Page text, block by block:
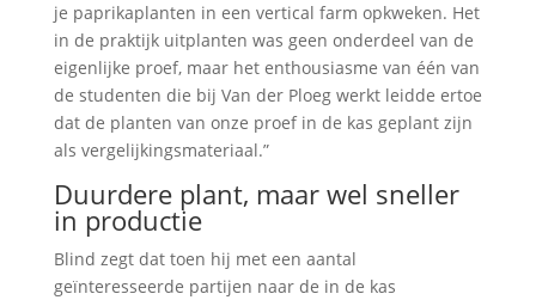
je paprikaplanten in een vertical farm opkweken. Het
in de praktijk uitplanten was geen onderdeel van de
eigenlijke proef, maar het enthousiasme van één van
de studenten die bij Van der Ploeg werkt leidde ertoe
dat de planten van onze proef in de kas geplant zijn
als vergelijkingsmateriaal.”
Duurdere plant, maar wel sneller
in productie
Blind zegt dat toen hij met een aantal
geïnteresseerde partijen naar de in de kas